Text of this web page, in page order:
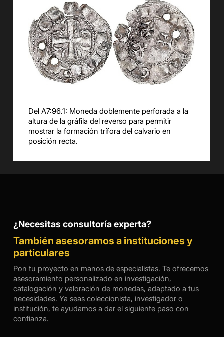
Del A7:96.1: Moneda doblemente perforada a la
altura de la gráfila del reverso para permitir
mostrar la formación trífora del calvario en
posición recta.
¿Necesitas consultoría experta?
También asesoramos a instituciones y
particulares
Pon tu proyecto en manos de especialistas. Te ofrecemos
asesoramiento personalizado en investigación,
catalogación y valoración de monedas, adaptado a tus
necesidades. Ya seas coleccionista, investigador o
institución, te ayudamos a dar el siguiente paso con
confianza.